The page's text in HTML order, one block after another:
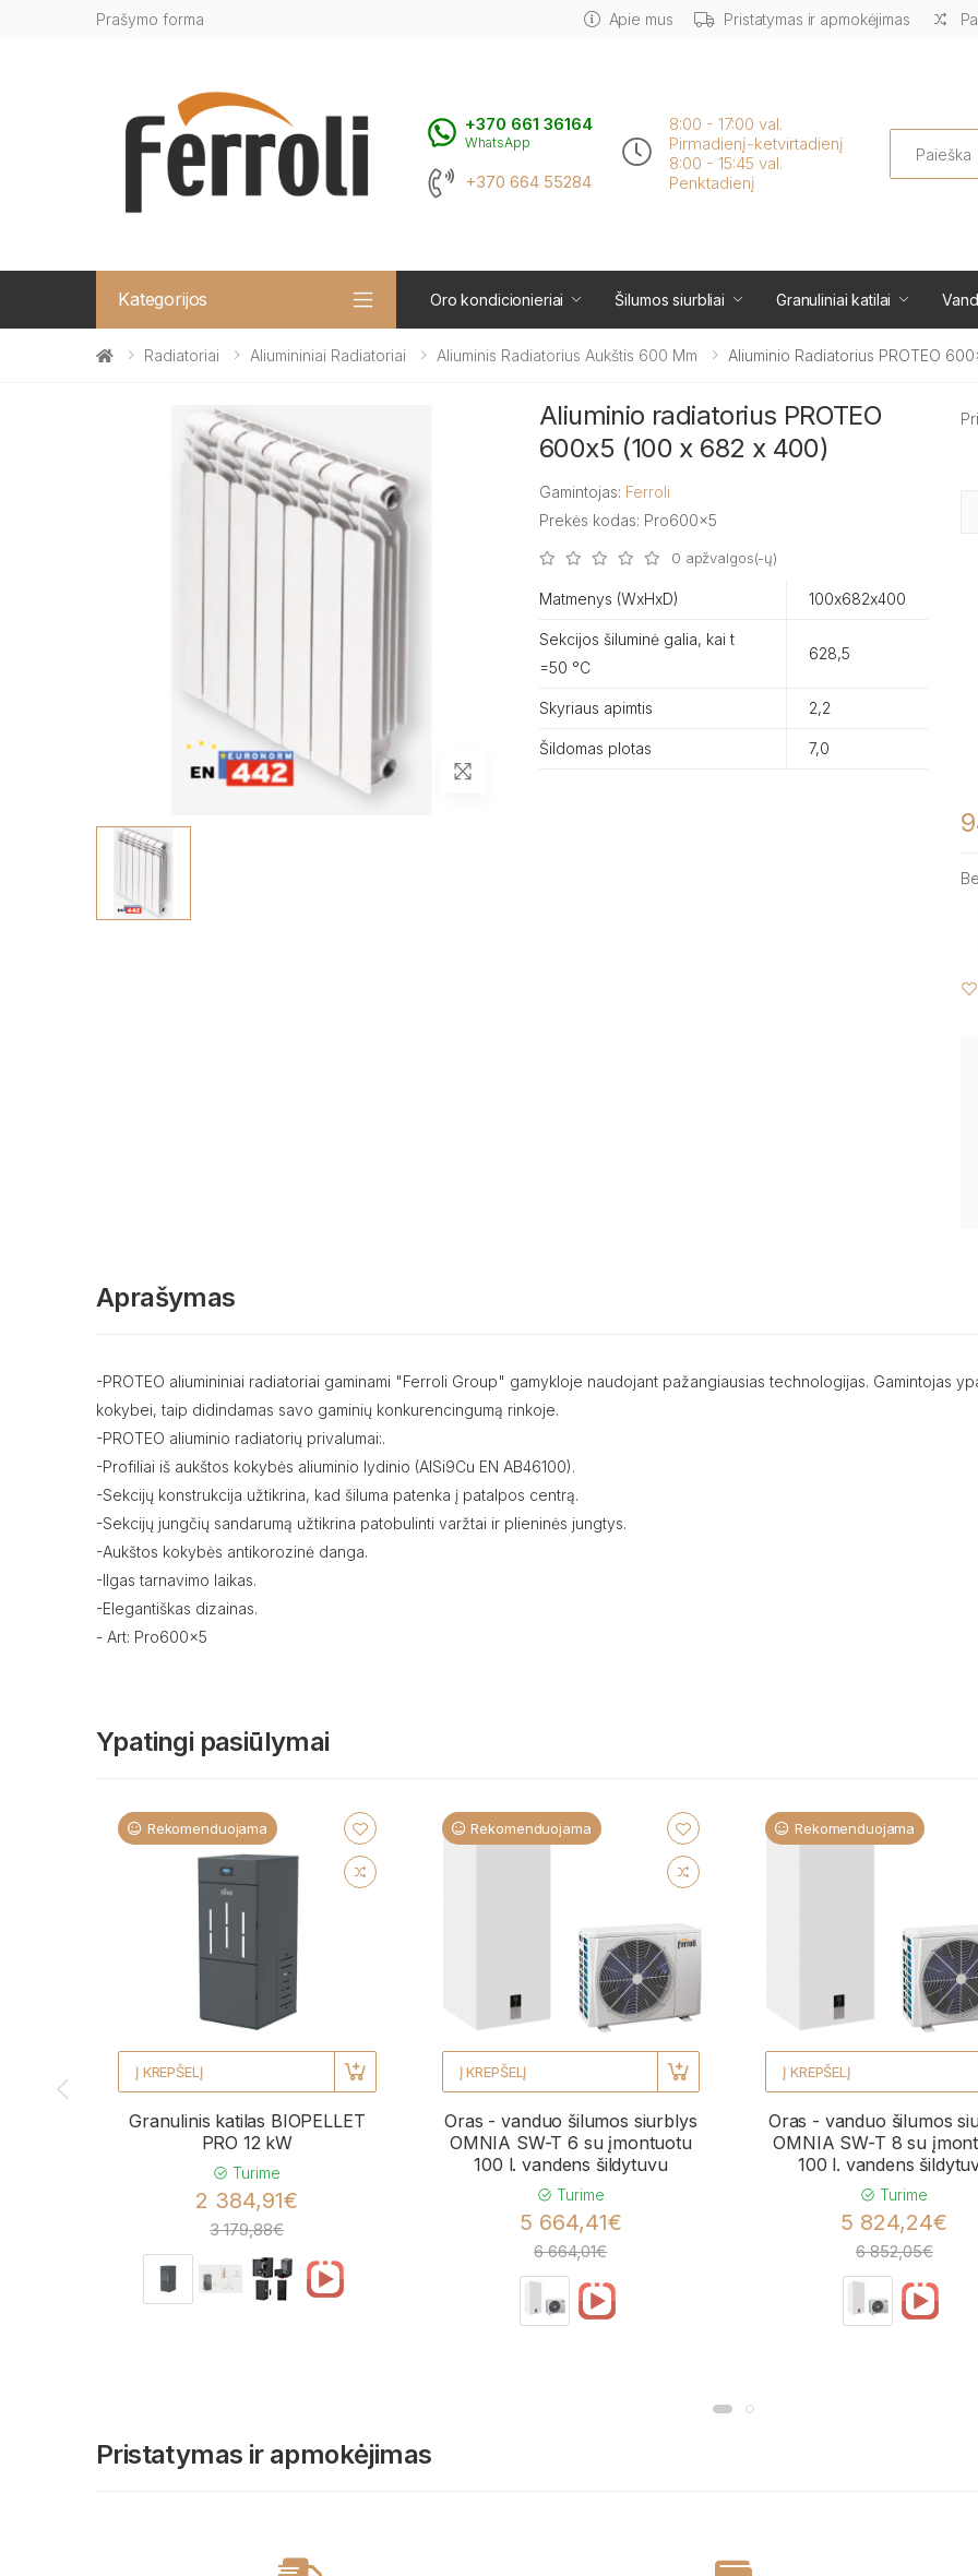
Prašymo forma Apie mus Pristatymas ir apmokėjimas
+370 661 36164
WhatsApp
+370 664 55284
8:00 - 17:00 val.
Pirmadienį-ketvirtadienį
8:00 - 15:45 val.
Penktadienį
Search
Kategorijos Oro kondicionieriai Šilumos siurbliai Granuliniai katilai
Radiatoriai Aliumininiai Radiatoriai Aliuminis Radiatorius Aukštis 600 Mm Aliuminio Radiatorius PROTEO
Aliuminio radiatorius PROTEO
600x5 (100 x 682 x 400)
Gamintojas: Ferroli
Prekės kodas: Pro600x5
0 apžvalgos(-ų)
Matmenys (WxHxD) 100х682х400
Sekcijos šiluminė galia, kai t
=50 °C
628,5
Skyriaus apimtis 2,2
Šildomas plotas 7,0
Aprašymas
-PROTEO aliumininiai radiatoriai gaminami "Ferroli Group" gamykloje naudojant pažangiausias technologijas. Gamintojas
kokybei, taip didindamas savo gaminių konkurencingumą rinkoje.
-PROTEO aliuminio radiatorių privalumai:.
-Profiliai iš aukštos kokybės aliuminio lydinio (AISi9Cu EN AB46100).
-Sekcijų konstrukcija užtikrina, kad šiluma patenka į patalpos centrą.
-Sekcijų jungčių sandarumą užtikrina patobulinti varžtai ir plieninės jungtys.
-Aukštos kokybės antikorozinė danga.
-Ilgas tarnavimo laikas.
-Elegantiškas dizainas.
- Art: Pro600x5
Ypatingi pasiūlymai
Rekomenduojama
Į KREPŠELĮ
Granulinis katilas BIOPELLET
PRO 12 kW
Turime
2 384,91€
3 179,88€
Rekomenduojama
Į KREPŠELĮ
Oras - vanduo šilumos siurblys
OMNIA SW-T 6 su įmontuotu
100 l. vandens šildytuvu
Turime
5 664,41€
6 664,01€
Rekomenduojama
Į KREPŠELĮ
Oras - vanduo šilumos
OMNIA SW-T 8 su
100 l. vandens
Turime
5 824,24€
6 852,05€
Pristatymas ir apmokėjimas